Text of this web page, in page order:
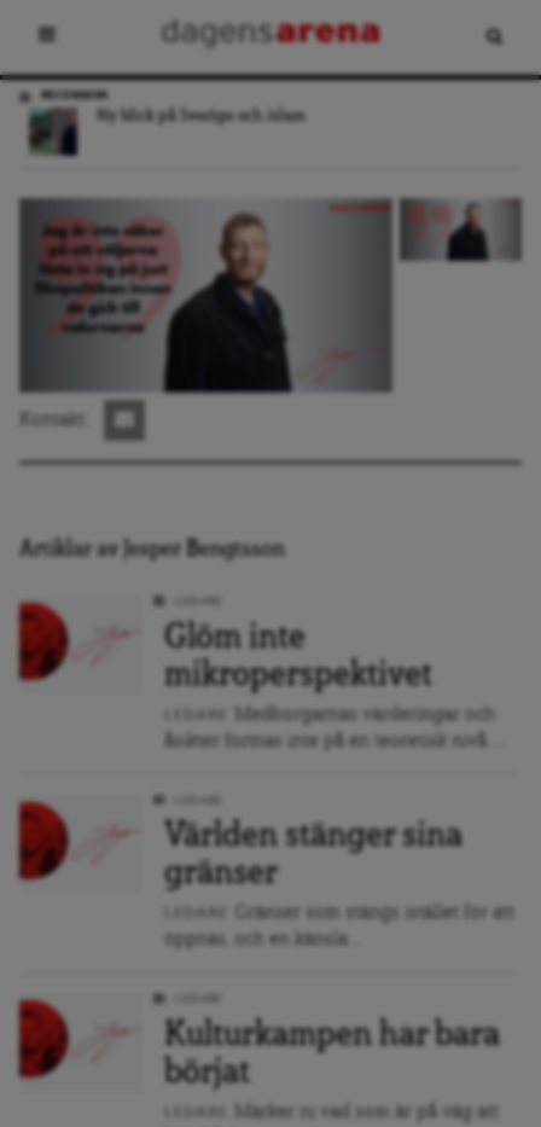
RECENSION
Ny blick på Sverige och islam
Kontakt:
Artiklar av Jesper Bengtsson
Glöm inte
mikroperspektivet
Medborgarnas värderingar och
åsikter formas inte på en teoretisk nivå....
Världen stänger sina
gränser
Gränser som stängs istället för att
öppnas, och en känsla...
Kulturkampen har bara
börjat
Märker ni vad som är på väg att